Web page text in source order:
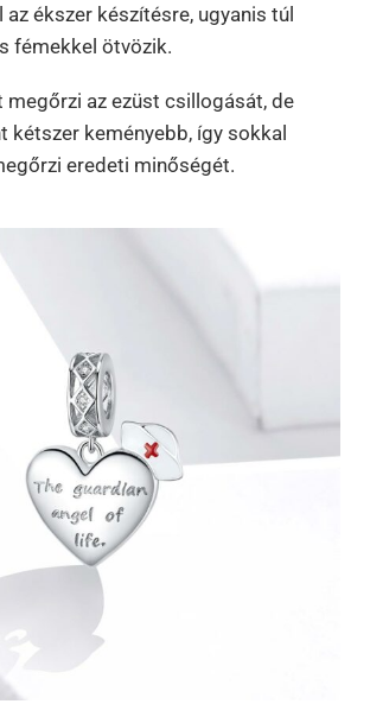
az ékszer készítésre, ugyanis túl
fémekkel ötvözik.
megőrzi az ezüst csillogását, de
kétszer keményebb, így sokkal
eredeti minőségét.